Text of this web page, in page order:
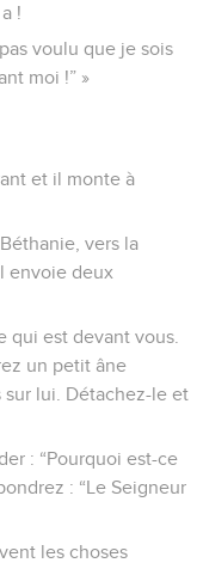
!
voulu que je sois
moi !” »
et il monte à
vers la
envoie deux
qui est devant vous.
un petit âne
sur lui. Détachez-le et
: “Pourquoi est-ce
: “Le Seigneur
les choses